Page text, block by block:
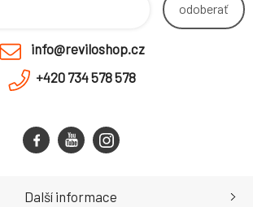
odoberať
info@reviloshop.cz
+420 734 578 578
Další informace